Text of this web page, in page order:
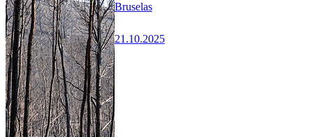
Bruselas
21.10.2025